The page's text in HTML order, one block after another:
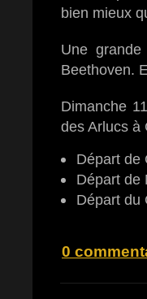
bien mieux
Une
Beethoven.
Dimanche
des Arlucs à
Départ de
Départ de
Départ du
0